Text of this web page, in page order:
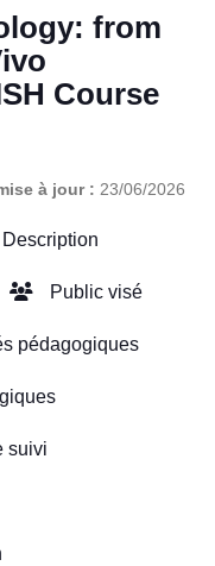
from
Course
à jour : 23/06/2026
Description
Public visé
pédagogiques
suivi